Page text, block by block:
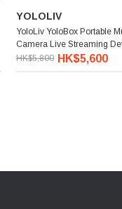
YOLOLIV
YoloLiv YoloBox Portable
Camera Live Streaming
提直播器
HK$5,800 HK$5,600